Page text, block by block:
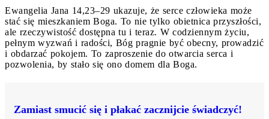
Ewangelia Jana 14,23–29 ukazuje, że serce człowieka może
stać się mieszkaniem Boga. To nie tylko obietnica przyszłości,
ale rzeczywistość dostępna tu i teraz. W codziennym życiu,
pełnym wyzwań i radości, Bóg pragnie być obecny, prowadzić
i obdarzać pokojem. To zaproszenie do otwarcia serca i
pozwolenia, by stało się ono domem dla Boga.
Zamiast smucić się i płakać zacznijcie świadczyć!